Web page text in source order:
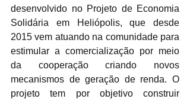
desenvolvido no Projeto de Economia
Solidária em Heliópolis, que desde
2015 vem atuando na comunidade para
estimular a comercialização por meio
da cooperação criando novos
mecanismos de geração de renda. O
projeto tem por objetivo construir